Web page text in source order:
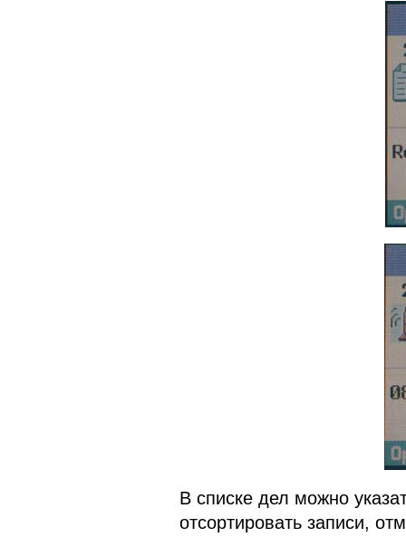
В списке дел можно
отсортировать записи,